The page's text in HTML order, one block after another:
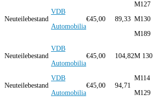
Neuteilebestand
VDB
Automobilia
€45,00 89,33
M127
M130
M189
Neuteilebestand
VDB
Automobilia
€45,00 104,82M 130
Neuteilebestand
VDB
Automobilia
€45,00 94,71
M114
M129